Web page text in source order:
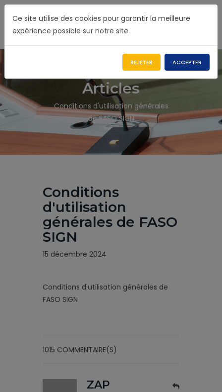
Articles
Conditions d'utilisation générales
de FASO SIGN
Conditions
d'utilisation
générales de FASO
SIGN
15 décembre 2024
Conditions d'utilisation générales de
FASO SIGN
1015 COMMENTAIRE(S)
ZAP
Ce site utilise des cookies pour garantir la meilleure
expérience possible sur notre site.
REJETER ACCEPTER